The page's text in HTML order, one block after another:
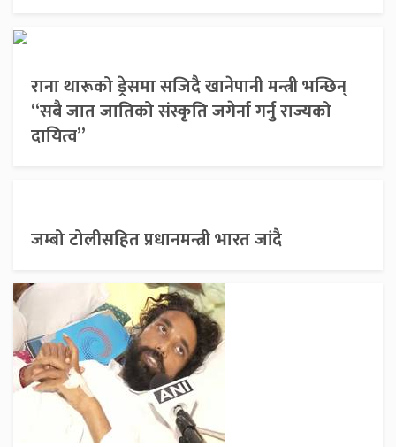
राना थारूको ड्रेसमा सजिदै खानेपानी मन्त्री भन्छिन्
“सबै जात जातिको संस्कृति जगेर्ना गर्नु राज्यको
दायित्व”
जम्बो टोलीसहित प्रधानमन्त्री भारत जांदै